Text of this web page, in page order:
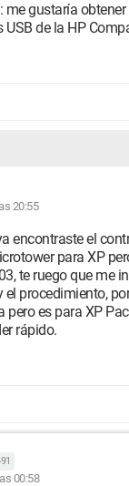
me gustaría
de la HP
20:55
encontraste el
para XP
te ruego que me
el procedimiento,
pero es para XP
rápido.
00:58